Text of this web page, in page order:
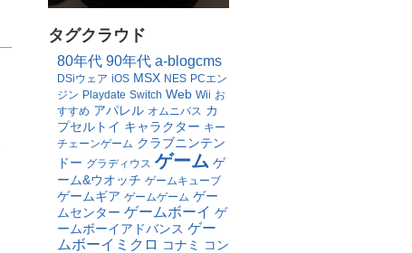
タグクラウド
80年代 90年代 a-blogcms
DSiウェア iOS MSX NES PCエン
ジン Playdate Switch Web Wii お
すすめ アパレル オムニバス カ
プセルトイ キャラクター キー
チェーンゲーム クラブニンテン
ドー グラディウス ゲーム ゲ
ーム&ウオッチ ゲームキューブ
ゲームギア ゲームゲーム ゲー
ムセンター ゲームボーイ ゲ
ームボーイアドバンス ゲー
ムボーイミクロ コナミ
コン